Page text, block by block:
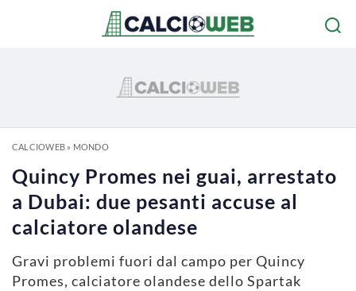
CALCIOWEB» MONDO
Quincy Promes nei guai, arrestato
a Dubai: due pesanti accuse al
calciatore olandese
Gravi problemi fuori dal campo per Quincy
Promes, calciatore olandese dello Spartak